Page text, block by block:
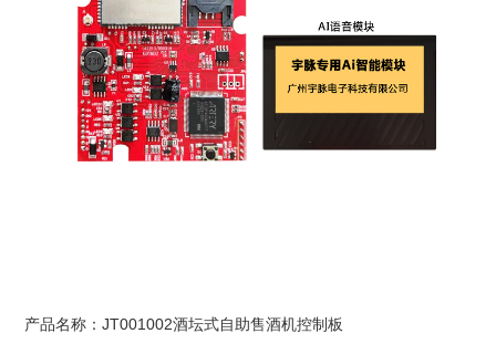
产品名称：JT001002酒坛式自助售酒机控制板